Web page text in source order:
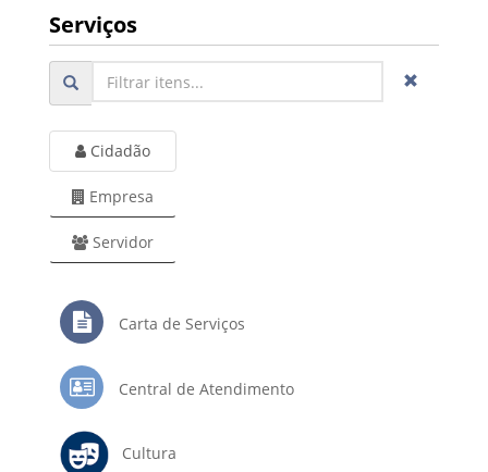
Serviços
Cidadão
Empresa
Servidor
Carta de Serviços
Central de Atendimento
Cultura